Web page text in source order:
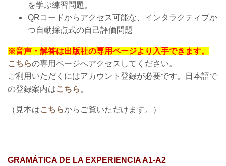
を学ぶ練習問題。
QRコードからアクセス可能な、インタラクティブか
つ自動採点式の自己評価問題
※音声・解答は出版社の専用ページより入手できます。
こちらの専用ページへアクセスしてください。
ご利用いただくにはアカウント登録が必要です。日本語で
の登録案内はこちら 。
（ 見本はこちらからご覧いただけます。 ）
GRAMÁTICA DE LA EXPERIENCIA A1-A2